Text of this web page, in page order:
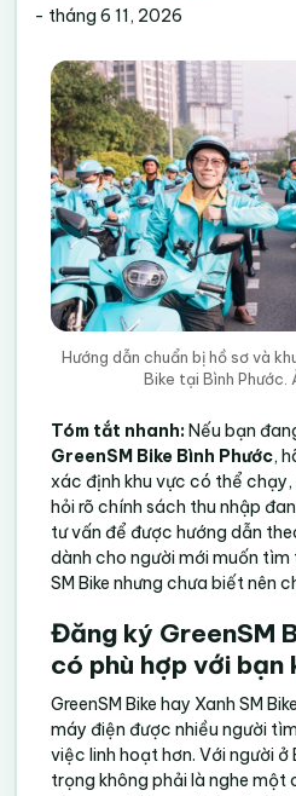
- tháng 6 11, 2026
Hướng dẫn chuẩn bị hồ sơ và
Bike tại Bình Phước.
Tóm tắt nhanh:Nếu bạn
GreenSM Bike Bình Phước,
xác định khu vực có thể
hỏi rõ chính sách thu nhập
tư vấn để được hướng dẫn
dành cho người mới muốn tìm
SM Bike nhưng chưa biết nên
Đăng ký GreenSM
có phù hợp với bạn
GreenSM Bike hay Xanh SM
máy điện được nhiều người
việc linh hoạt hơn. Với người ở
trọng không phải là nghe một